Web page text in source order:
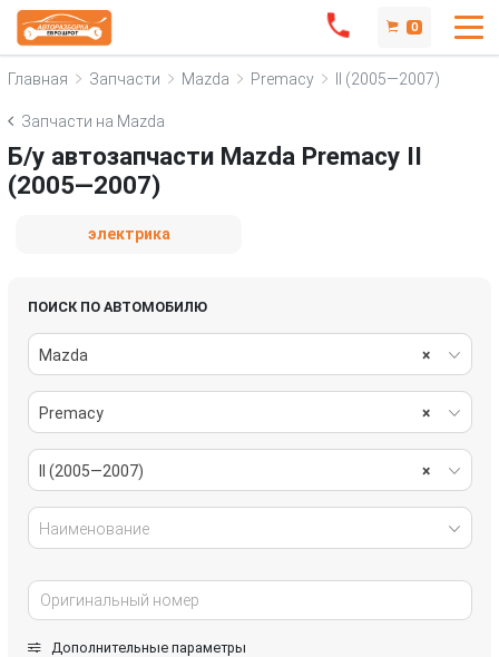
0
Главная Запчасти Mazda Premacy II (2005—2007)
Запчасти на Mazda
Б/у автозапчасти Mazda Premacy II
(2005—2007)
электрика
ПОИСК ПО АВТОМОБИЛЮ
×
Mazda
×
Premacy
×
II (2005—2007)
Наименование
Дополнительные параметры